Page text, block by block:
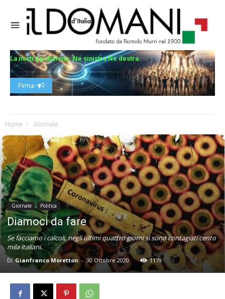
La nostra petizione: Né sinistra Né destra
Firma -
Home Giornale
Giornale Politica
Diamoci da fare
Se facciamo i calcoli, negli ultimi quattro giorni si sono contagiati cento
mila italiani.
Di Gianfranco Moretton - 30 Ottobre 2020 1179